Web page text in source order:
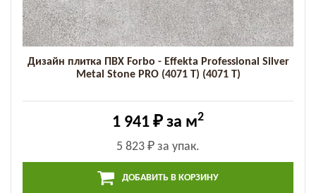
Дизайн плитка ПВХ Forbo - Effekta Professional Silver
Metal Stone PRO (4071 T) (4071 T)
1 941 ₽ за м2
5 823 ₽ за упак.
ДОБАВИТЬ В КОРЗИНУ